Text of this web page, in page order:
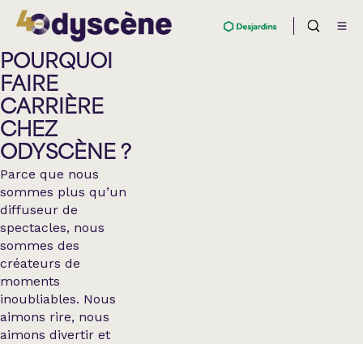
POURQUOI
FAIRE
CARRIÈRE
CHEZ
ODYSCÈNE ?
Parce que nous
sommes plus qu’un
diffuseur de
spectacles, nous
sommes des
créateurs de
moments
inoubliables. Nous
aimons rire, nous
aimons divertir et